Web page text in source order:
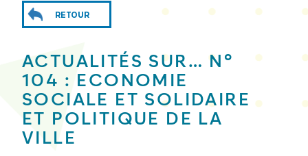
RETOUR
ACTUALITÉS SUR… N°
104 : ECONOMIE
SOCIALE ET SOLIDAIRE
ET POLITIQUE DE LA
VILLE